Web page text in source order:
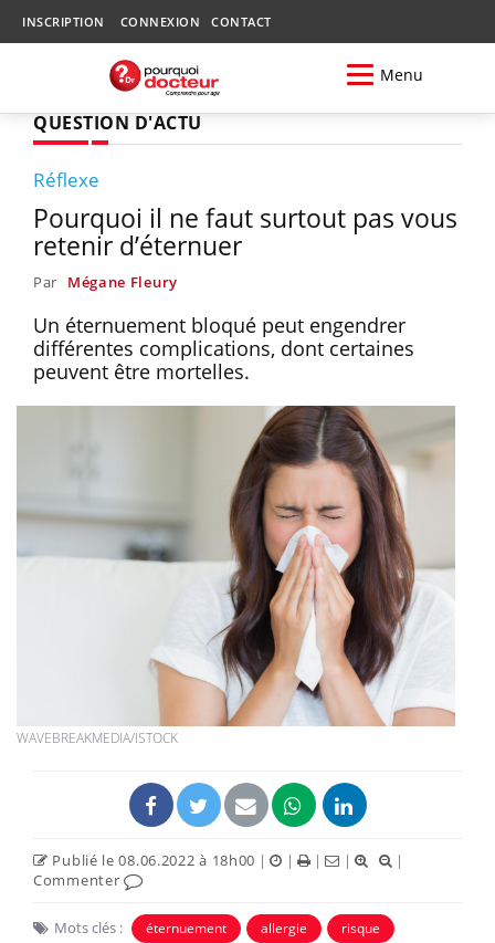
INSCRIPTION CONNEXION CONTACT
Menu
QUESTION D'ACTU
Réflexe
Pourquoi il ne faut surtout pas vous
retenir d’éternuer
Par Mégane Fleury
Un éternuement bloqué peut engendrer
différentes complications, dont certaines
peuvent être mortelles.
WAVEBREAKMEDIA/ISTOCK
Publié le 08.06.2022 à 18h00 | | | |
|
Commenter
Mots clés : éternuement allergie risque